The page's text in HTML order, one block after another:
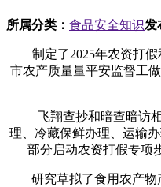
所属分类： 食品安全知识发
制定了2025年农资打假
市农产质量量平安监督工
飞翔查抄和暗查暗访相
理、冷藏保鲜办理、运输
部分启动农资打假专项
研究草拟了食用农产物产